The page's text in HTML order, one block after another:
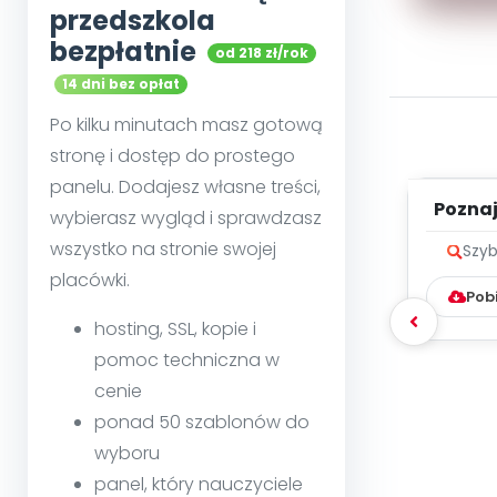
przedszkola
bezpłatnie
od 218 zł/rok
14 dni bez opłat
Po kilku minutach masz gotową
stronę i dostęp do prostego
panelu. Dodajesz własne treści,
wybierasz wygląd i sprawdzasz
wszystko na stronie swojej
placówki.
hosting, SSL, kopie i
pomoc techniczna w
cenie
ponad 50 szablonów do
wyboru
panel, który nauczyciele